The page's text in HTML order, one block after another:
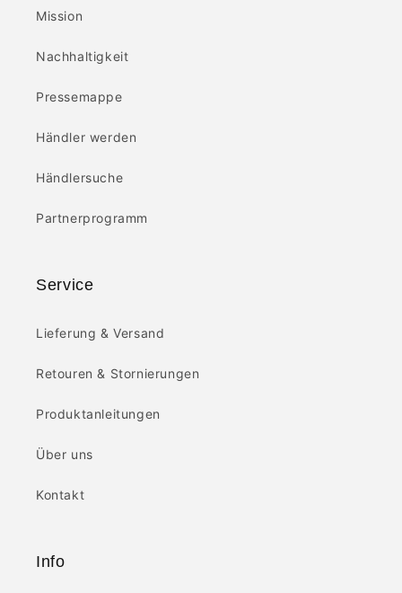
Mission
Nachhaltigkeit
Pressemappe
Händler werden
Händlersuche
Partnerprogramm
Service
Lieferung & Versand
Retouren & Stornierungen
Produktanleitungen
Über uns
Kontakt
Info